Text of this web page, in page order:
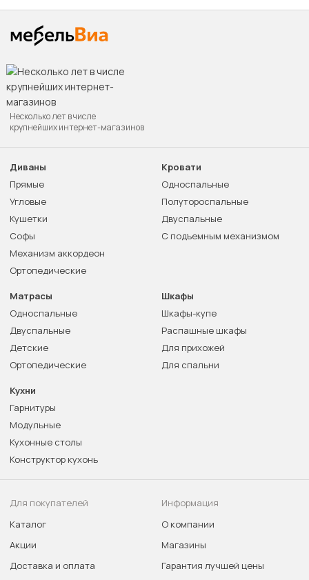
Несколько лет в числе
крупнейших интернет-магазинов
Диваны
Прямые
Угловые
Кушетки
Софы
Механизм аккордеон
Ортопедические
Кровати
Односпальные
Полутороспальные
Двуспальные
С подъемным механизмом
Матрасы
Односпальные
Двуспальные
Детские
Ортопедические
Шкафы
Шкафы-купе
Распашные шкафы
Для прихожей
Для спальни
Кухни
Гарнитуры
Модульные
Кухонные столы
Конструктор кухонь
Для покупателей
Каталог
Акции
Доставка и оплата
Информация
О компании
Магазины
Гарантия лучшей цены